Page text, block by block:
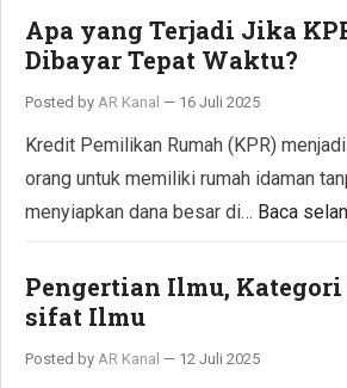
Apa yang Terjadi Jika
Dibayar Tepat Waktu?
Posted by AR Kanal — 16 Juli 2025
Kredit Pemilikan Rumah (KPR)
orang untuk memiliki rumah idaman
menyiapkan dana besar di… Baca
Pengertian Ilmu,
sifat Ilmu
Posted by AR Kanal — 12 Juli 2025